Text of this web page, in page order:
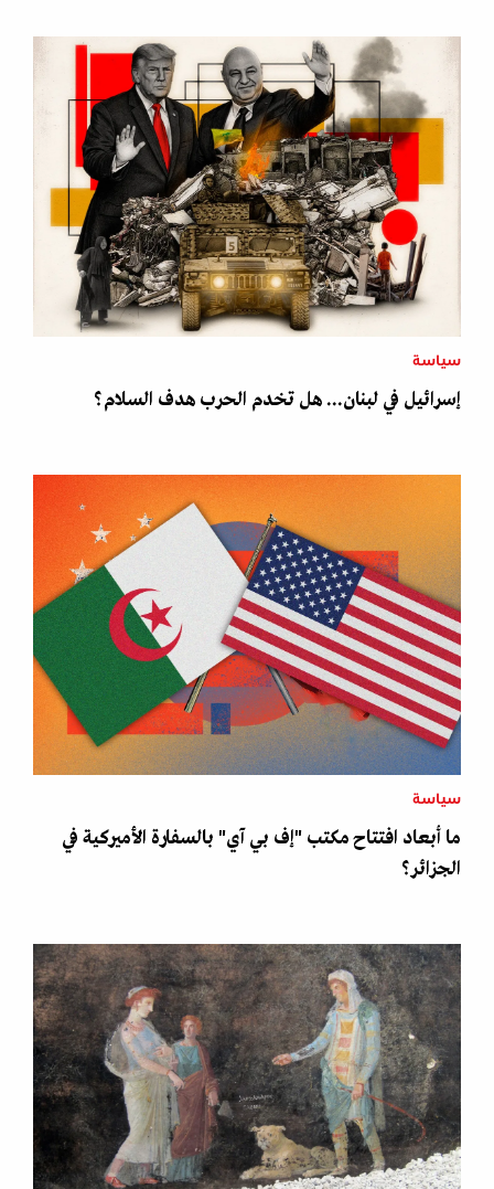
سياسة
إسرائيل في لبنان... هل تخدم الحرب هدف السلام؟
سياسة
ما أبعاد افتتاح مكتب "إف بي آي" بالسفارة الأميركية في
الجزائر؟